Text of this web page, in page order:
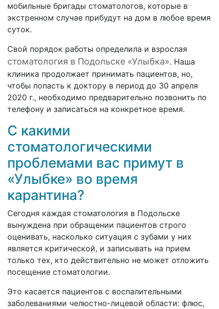
мобильные бригады стоматологов, которые в
экстренном случае прибудут на дом в любое время
суток.
Свой порядок работы определила и взрослая
стоматология в Подольске «Улыбка». Наша
клиника продолжает принимать пациентов, но,
чтобы попасть к доктору в период до 30 апреля
2020 г., необходимо предварительно позвонить по
телефону и записаться на конкретное время.
С какими
стоматологическими
проблемами вас примут в
«Улыбке» во время
карантина?
Сегодня каждая стоматология в Подольске
вынуждена при обращении пациентов строго
оценивать, насколько ситуация с зубами у них
является критической, и записывать на прием
только тех, кто действительно не может отложить
посещение стоматологии.
Это касается пациентов с воспалительными
заболеваниями челюстно-лицевой области: флюс,